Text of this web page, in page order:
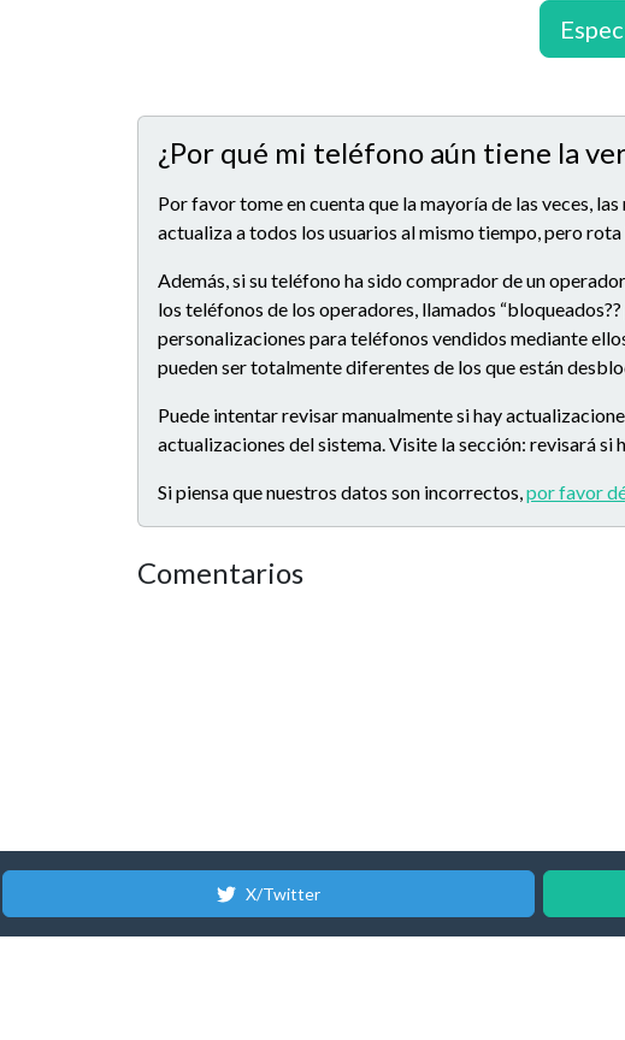
¿Por qué mi teléfono aún tiene la
Por favor tome en cuenta que la mayoría de las veces,
actualiza a todos los usuarios al mismo tiempo, pero
Además, si su teléfono ha sido comprador de un
los teléfonos de los operadores, llamados
personalizaciones para teléfonos vendidos mediante
pueden ser totalmente diferentes de los que están
Puede intentar revisar manualmente si hay
actualizaciones del sistema. Visite la sección: revisará
Si piensa que nuestros datos son incorrectos,por favor
Comentarios
X/Twitter